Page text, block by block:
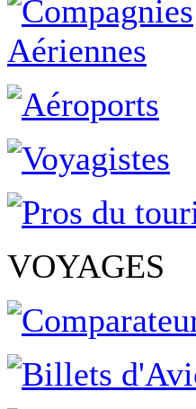
VOYAGES